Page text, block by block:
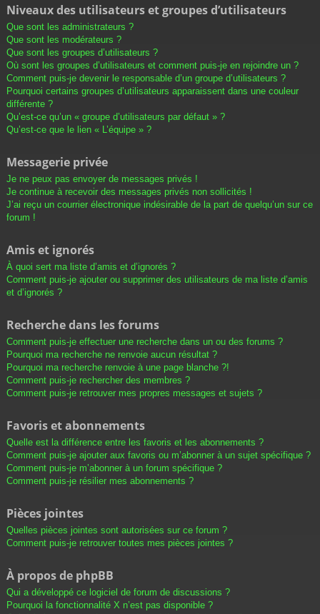
Niveaux des utilisateurs et groupes d’utilisateurs
Que sont les administrateurs ?
Que sont les modérateurs ?
Que sont les groupes d’utilisateurs ?
Où sont les groupes d’utilisateurs et comment puis-je en rejoindre un ?
Comment puis-je devenir le responsable d’un groupe d’utilisateurs ?
Pourquoi certains groupes d’utilisateurs apparaissent dans une couleur
différente ?
Qu’est-ce qu’un « groupe d’utilisateurs par défaut » ?
Qu’est-ce que le lien « L’équipe » ?
Messagerie privée
Je ne peux pas envoyer de messages privés !
Je continue à recevoir des messages privés non sollicités !
J’ai reçu un courrier électronique indésirable de la part de quelqu’un sur ce
forum !
Amis et ignorés
À quoi sert ma liste d’amis et d’ignorés ?
Comment puis-je ajouter ou supprimer des utilisateurs de ma liste d’amis
et d’ignorés ?
Recherche dans les forums
Comment puis-je effectuer une recherche dans un ou des forums ?
Pourquoi ma recherche ne renvoie aucun résultat ?
Pourquoi ma recherche renvoie à une page blanche ?!
Comment puis-je rechercher des membres ?
Comment puis-je retrouver mes propres messages et sujets ?
Favoris et abonnements
Quelle est la différence entre les favoris et les abonnements ?
Comment puis-je ajouter aux favoris ou m’abonner à un sujet spécifique ?
Comment puis-je m’abonner à un forum spécifique ?
Comment puis-je résilier mes abonnements ?
Pièces jointes
Quelles pièces jointes sont autorisées sur ce forum ?
Comment puis-je retrouver toutes mes pièces jointes ?
À propos de phpBB
Qui a développé ce logiciel de forum de discussions ?
Pourquoi la fonctionnalité X n’est pas disponible ?